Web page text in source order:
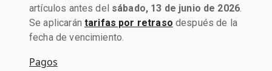
artículos antes del sábado, 13 de junio de 2026
Se aplicarán tarifas por retraso después de la
fecha de vencimiento.
Pagos